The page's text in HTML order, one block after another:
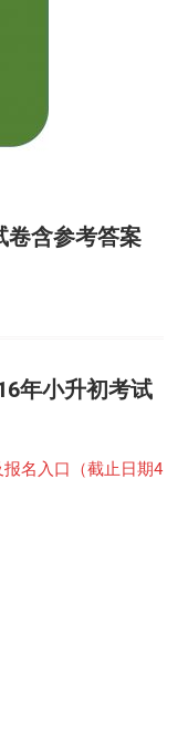
卷含参考答案
年小升初考试
名入口（截止日期4